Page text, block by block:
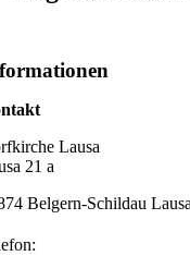
Lausa
21 a
Belgern-Schildau Lausa